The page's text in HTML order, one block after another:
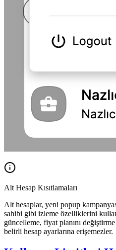
Alt Hesap Kısıtlamaları
Alt hesaplar, yeni popup
sahibi gibi izleme özelliklerini
güncelleme, fiyat planını
belirli hesap ayarlarına erişemezler.